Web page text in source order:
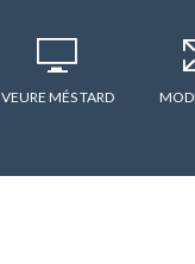
VEURE MÉS TARD